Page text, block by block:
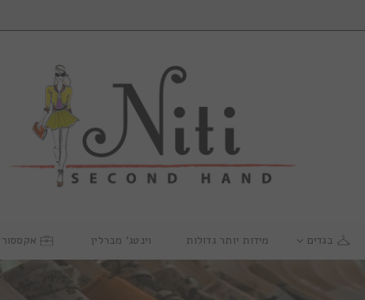
בגדים מידות יותר גדולות וינטג’ מברלין